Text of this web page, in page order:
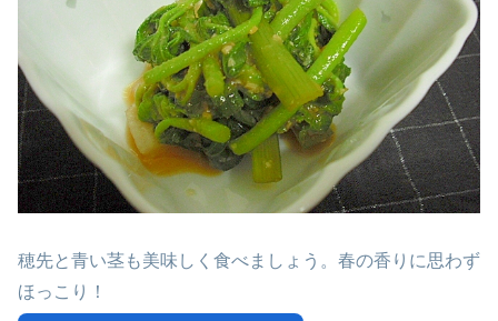
穂先と青い茎も美味しく食べましょう。春の香りに思わず
ほっこり！